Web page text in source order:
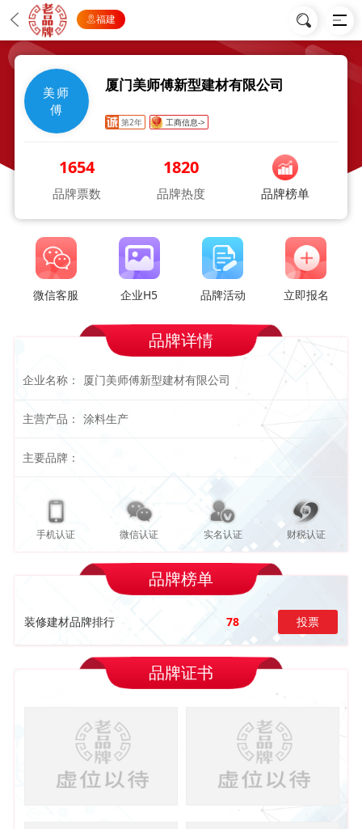
福建
美师
傅
厦门美师傅新型建材有限公司
第2年 工商信息->
1654
品牌票数
1820
品牌热度 品牌榜单
微信客服 企业H5 品牌活动 立即报名
品牌详情
企业名称： 厦门美师傅新型建材有限公司
主营产品： 涂料生产
主要品牌：
手机认证 微信认证 实名认证 财税认证
品牌榜单
装修建材品牌排行 78 投票
品牌证书